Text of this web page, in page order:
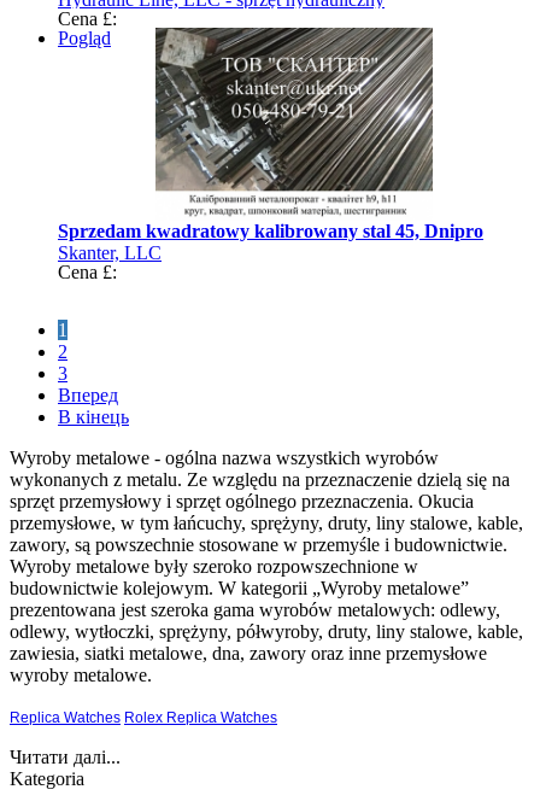
Cena £:
Pogląd
Sprzedam kwadratowy kalibrowany stal 45, Dnipro
Skanter, LLC
Cena £:
1
2
3
Вперед
В кінець
Wyroby metalowe - ogólna nazwa wszystkich wyrobów
wykonanych z metalu. Ze względu na przeznaczenie dzielą się na
sprzęt przemysłowy i sprzęt ogólnego przeznaczenia. Okucia
przemysłowe, w tym łańcuchy, sprężyny, druty, liny stalowe, kable,
zawory, są powszechnie stosowane w przemyśle i budownictwie.
Wyroby metalowe były szeroko rozpowszechnione w
budownictwie kolejowym. W kategorii „Wyroby metalowe”
prezentowana jest szeroka gama wyrobów metalowych: odlewy,
odlewy, wytłoczki, sprężyny, półwyroby, druty, liny stalowe, kable,
zawiesia, siatki metalowe, dna, zawory oraz inne przemysłowe
wyroby metalowe.
Replica Watches Rolex Replica Watches
Читати далі...
Kategoria